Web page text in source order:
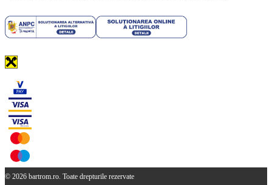
© 2026 bartrom.ro. Toate drepturile rezervate